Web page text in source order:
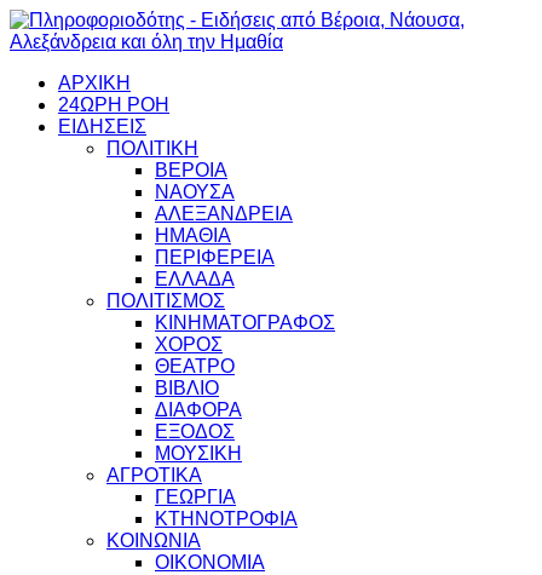
ΑΡΧΙΚΗ
24ΩΡΗ ΡΟΗ
ΕΙΔΗΣΕΙΣ
ΠΟΛΙΤΙΚΗ
ΒΕΡΟΙΑ
ΝΑΟΥΣΑ
ΑΛΕΞΑΝΔΡΕΙΑ
ΗΜΑΘΙΑ
ΠΕΡΙΦΕΡΕΙΑ
ΕΛΛΑΔΑ
ΠΟΛΙΤΙΣΜΟΣ
ΚΙΝΗΜΑΤΟΓΡΑΦΟΣ
ΧΟΡΟΣ
ΘΕΑΤΡΟ
ΒΙΒΛΙΟ
ΔΙΑΦΟΡΑ
ΕΞΟΔΟΣ
ΜΟΥΣΙΚΗ
ΑΓΡΟΤΙΚΑ
ΓΕΩΡΓΙΑ
ΚΤΗΝΟΤΡΟΦΙΑ
ΚΟΙΝΩΝΙΑ
ΟΙΚΟΝΟΜΙΑ